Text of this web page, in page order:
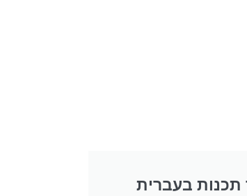
תכנות בעברית